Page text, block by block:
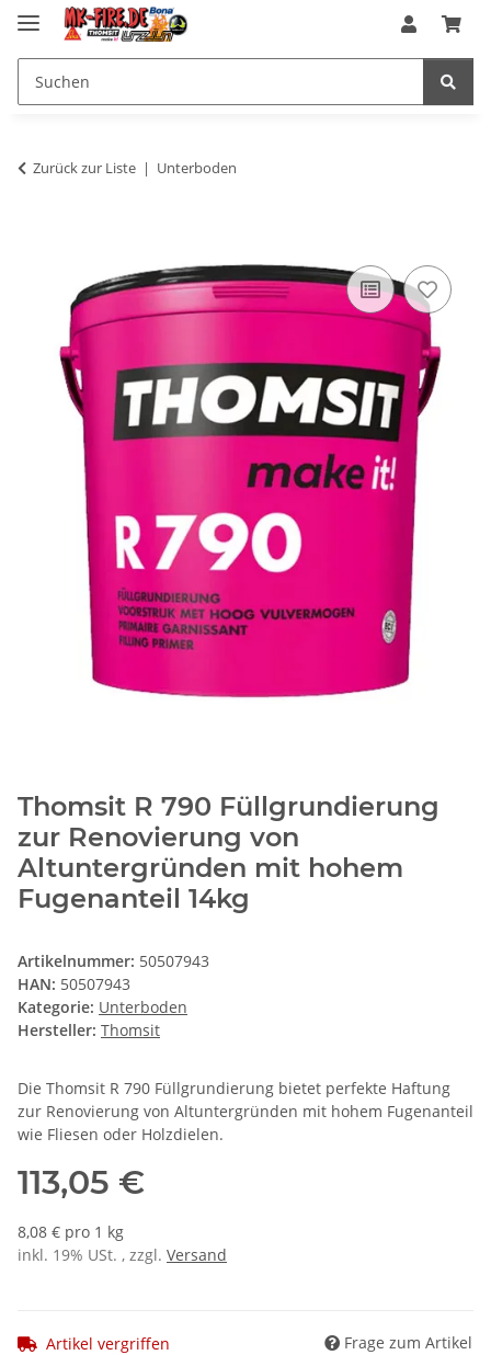
Zurück zur Liste Unterboden
Thomsit R 790 Füllgrundierung
zur Renovierung von
Altuntergründen mit hohem
Fugenanteil 14kg
Artikelnummer: 50507943
HAN: 50507943
Kategorie: Unterboden
Hersteller: Thomsit
Die Thomsit R 790 Füllgrundierung bietet perfekte Haftung
zur Renovierung von Altuntergründen mit hohem Fugenanteil
wie Fliesen oder Holzdielen.
113,05 €
8,08 € pro 1 kg
inkl. 19% USt. , zzgl. Versand
Artikel vergriffen Frage zum Artikel